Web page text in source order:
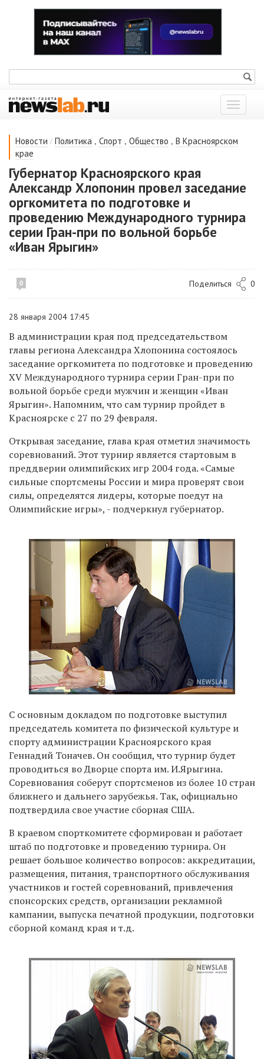
Показать
меню
Новости / Политика , Спорт , Общество , В Красноярском
крае
Губернатор Красноярского края
Александр Хлопонин провел заседание
оргкомитета по подготовке и
проведению Международного турнира
серии Гран-при по вольной борьбе
«Иван Ярыгин»
0 Поделиться 0
28 января 2004 17:45
В администрации края под председательством
главы региона Александра Хлопонина состоялось
заседание оргкомитета по подготовке и проведению
XV Международного турнира серии Гран-при по
вольной борьбе среди мужчин и женщин «Иван
Ярыгин». Напомним, что сам турнир пройдет в
Красноярске с 27 по 29 февраля.
Открывая заседание, глава края отметил значимость
соревнований. Этот турнир является стартовым в
преддверии олимпийских игр 2004 года. «Самые
сильные спортсмены России и мира проверят свои
силы, определятся лидеры, которые поедут на
Олимпийские игры», - подчеркнул губернатор.
С основным докладом по подготовке выступил
председатель комитета по физической культуре и
спорту администрации Красноярского края
Геннадий Тоначев. Он сообщил, что турнир будет
проводиться во Дворце спорта им. И.Ярыгина.
Соревнования соберут спортсменов из более 10 стран
ближнего и дальнего зарубежья. Так, официально
подтвердила свое участие сборная США.
В краевом спорткомитете сформирован и работает
штаб по подготовке и проведению турнира. Он
решает большое количество вопросов: аккредитации,
размещения, питания, транспортного обслуживания
участников и гостей соревнований, привлечения
спонсорских средств, организации рекламной
кампании, выпуска печатной продукции, подготовки
сборной команд края и т.д.